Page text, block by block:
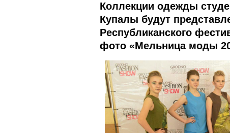
Коллекции одежды
Купалы будут
Республиканского
фото «Мельница моды